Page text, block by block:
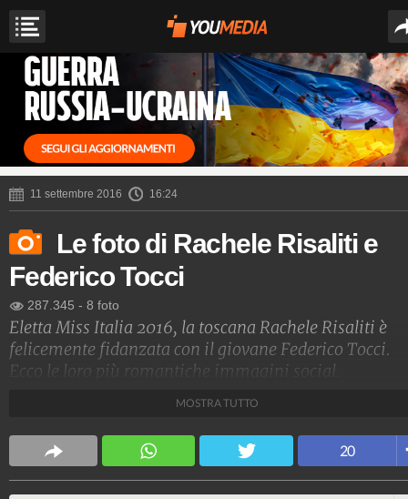
11 settembre 2016 16:24
Le foto di Rachele Risaliti e
Federico Tocci
287.345 - 8 foto
Eletta Miss Italia 2016, la toscana Rachele Risaliti è
felicemente fidanzata con il giovane Federico Tocci.
Ecco le loro più romantiche immagini social.
Spettacolo FanpageMOSTRA TUTTO
20